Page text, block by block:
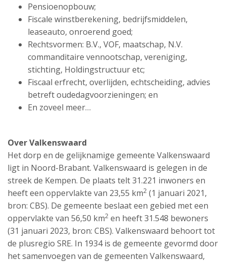
Pensioenopbouw;
Fiscale winstberekening, bedrijfsmiddelen,
leaseauto, onroerend goed;
Rechtsvormen: B.V., VOF, maatschap, N.V.
commanditaire vennootschap, vereniging,
stichting, Holdingstructuur etc;
Fiscaal erfrecht, overlijden, echtscheiding, advies
betreft oudedagvoorzieningen; en
En zoveel meer…
OverValkenswaard
Het dorp en de gelijknamige gemeente Valkenswaard
ligt in Noord-Brabant. Valkenswaard is gelegen in de
streek de Kempen. De plaats telt 31.221 inwoners en
heeft een oppervlakte van 23,55 km2 (1 januari 2021,
bron: CBS). De gemeente beslaat een gebied met een
oppervlakte van 56,50 km2 en heeft 31.548 bewoners
(31 januari 2023, bron: CBS). Valkenswaard behoort tot
de plusregio SRE. In 1934 is de gemeente gevormd door
het samenvoegen van de gemeenten Valkenswaard,